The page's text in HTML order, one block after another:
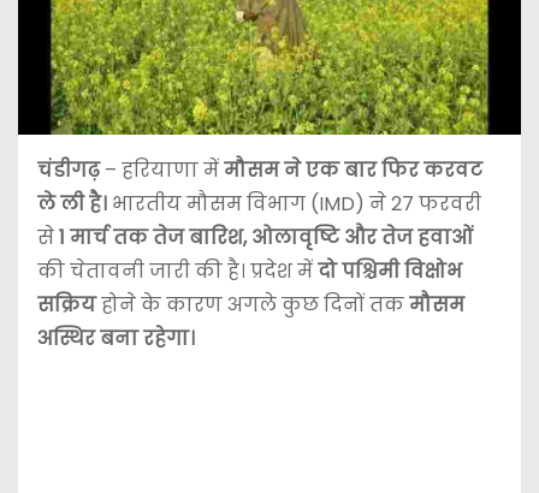
चंडीगढ़– हरियाणा मेंमौसम ने एक बार फिर करवट
ले ली है। भारतीय मौसम विभाग (IMD) ने 27 फरवरी
से1 मार्च तक तेज बारिश, ओलावृष्टि और तेज हवाओं
की चेतावनी जारी की है। प्रदेश मेंदो पश्चिमी विक्षोभ
सक्रियहोने के कारण अगले कुछ दिनों तकमौसम
अस्थिर बना रहेगा।